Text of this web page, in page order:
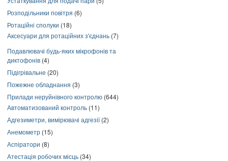
Розподільники повітря (6)
Ротаційні сполуки (18)
Аксесуари для ротаційних з'єднань (7)
Подавлювачі будь-яких мікрофонів та
диктофонів (4)
Підігрівальне (20)
Пожежне обладнання (3)
Прилади неруйнівного контролю (644)
Автоматизований контроль (11)
Адгезиметри, вимірювачі адгезії(2)
Анемометр (15)
Аспіратори (8)
Атестація робочих місць (34)